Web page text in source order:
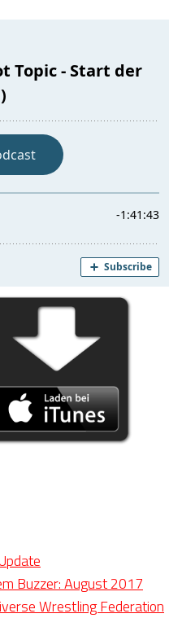
Buzzer: August 2017
Wrestling Federation